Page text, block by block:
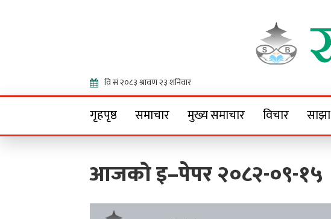
गृहपृष्ठ समाचार मुख्य समाचार विचार
आजको इ–पेपर २०८२-०९-१५